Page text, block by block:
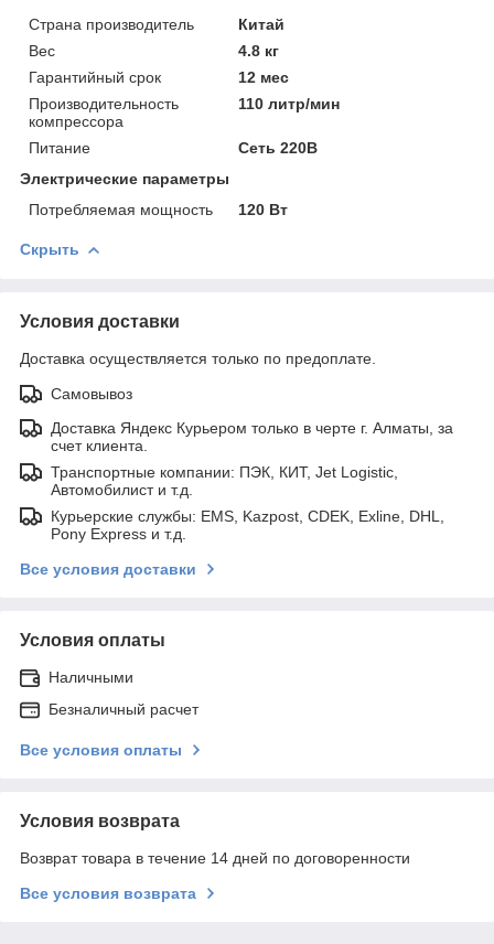
Страна производитель
Китай
Вес
4.8 кг
Гарантийный срок
12 мес
Производительность
компрессора
110 литр/мин
Питание
Сеть 220В
Электрические параметры
Потребляемая мощность
120 Вт
Скрыть
Условия доставки
Доставка осуществляется только по предоплате.
Самовывоз
Доставка Яндекс Курьером только в черте г. Алматы, за
счет клиента.
Транспортные компании: ПЭК, КИТ, Jet Logistic,
Автомобилист и т.д.
Курьерские службы: EMS, Kazpost, CDEK, Exline, DHL,
Pony Express и т.д.
Все условия доставки
Условия оплаты
Наличными
Безналичный расчет
Все условия оплаты
Условия возврата
Возврат товара в течение 14 дней по договоренности
Все условия возврата